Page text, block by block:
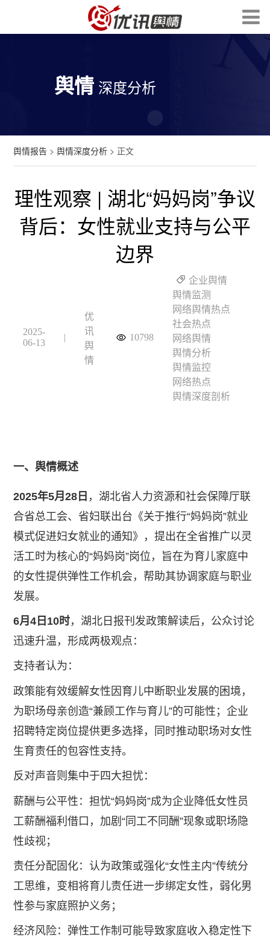
舆情 深度分析
舆情报告 >舆情深度分析 > 正文
理性观察 | 湖北“妈妈岗”争议
背后：女性就业支持与公平
边界
2025-
06-13
|
优
讯
舆
情
10798
企业舆情
舆情监测
网络舆情热点
社会热点
网络舆情
舆情分析
舆情监控
网络热点
舆情深度剖析
一、舆情概述
2025年5月28日 ，湖北省人力资源和社会保障厅联
合省总工会、省妇联出台《关于推行“妈妈岗”就业
模式促进妇女就业的通知》，提出在全省推广以灵
活工时为核心的“妈妈岗”岗位，旨在为育儿家庭中
的女性提供弹性工作机会，帮助其协调家庭与职业
发展。
6月4日10时，湖北日报刊发政策解读后，公众讨论
迅速升温，形成两极观点：
支持者认为：
政策能有效缓解女性因育儿中断职业发展的困境，
为职场母亲创造“兼顾工作与育儿”的可能性；企业
招聘特定岗位提供更多选择，同时推动职场对女性
生育责任的包容性支持。
反对声音则集中于四大担忧：
薪酬与公平性：担忧“妈妈岗”成为企业降低女性员
工薪酬福利借口，加剧“同工不同酬”现象或职场隐
性歧视；
责任分配固化：认为政策或强化“女性主内”传统分
工思维，变相将育儿责任进一步绑定女性，弱化男
性参与家庭照护义务；
经济风险：弹性工作制可能导致家庭收入稳定性下